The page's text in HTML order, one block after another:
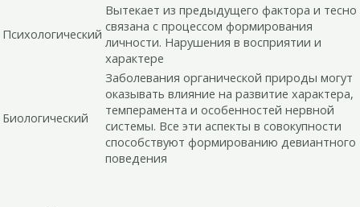
Психологический
Вытекает из предыдущего фактора и тесно
связана с процессом формирования
личности. Нарушения в восприятии и
характере
Биологический
Заболевания органической природы могут
оказывать влияние на развитие характера,
темперамента и особенностей нервной
системы. Все эти аспекты в совокупности
способствуют формированию девиантного
поведения